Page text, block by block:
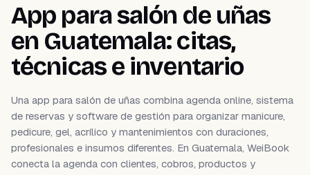
App para salón de uñas
en Guatemala: citas,
técnicas e inventario
Una app para salón de uñas combina agenda online, sistema
de reservas y software de gestión para organizar manicure,
pedicure, gel, acrílico y mantenimientos con duraciones,
profesionales e insumos diferentes. En Guatemala, WeiBook
conecta la agenda con clientes, cobros, productos y